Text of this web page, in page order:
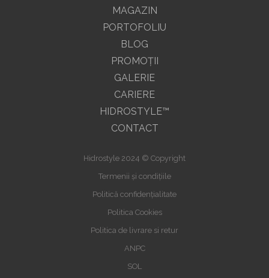
MAGAZIN
PORTOFOLIU
BLOG
PROMOŢII
GALERIE
CARIERE
HIDROSTYLE™
CONTACT
Hidrostyle 2024 © Copyright
Termenii și condițiile
Politică confidențialitate
Politica Cookies
Politica de livrare si retur
ANPC
SOL